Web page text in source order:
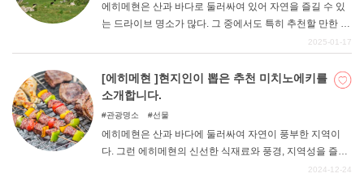
에히메현은 산과 바다로 둘러싸여 있어 자연을 즐길 수 있
는 드라이브 명소가 많다. 그 중에서도 특히 추천할 만한 드
라이브 명소를 주변 시설 등과 함께 소개한다. 가족, 연인,
바랍니다.
2025-01-17
[에히메현 ]현지인이 뽑은 추천 미치노에키를
소개합니다.
관광명소 선물
에히메현은 산과 바다에 둘러싸여 자연이 풍부한 지역이
다. 그런 에히메현의 신선한 식재료와 풍경, 지역성을 즐길
수 있는 현지인이 추천하는 미치노에키를 소개합니다. 에
2024-12-24